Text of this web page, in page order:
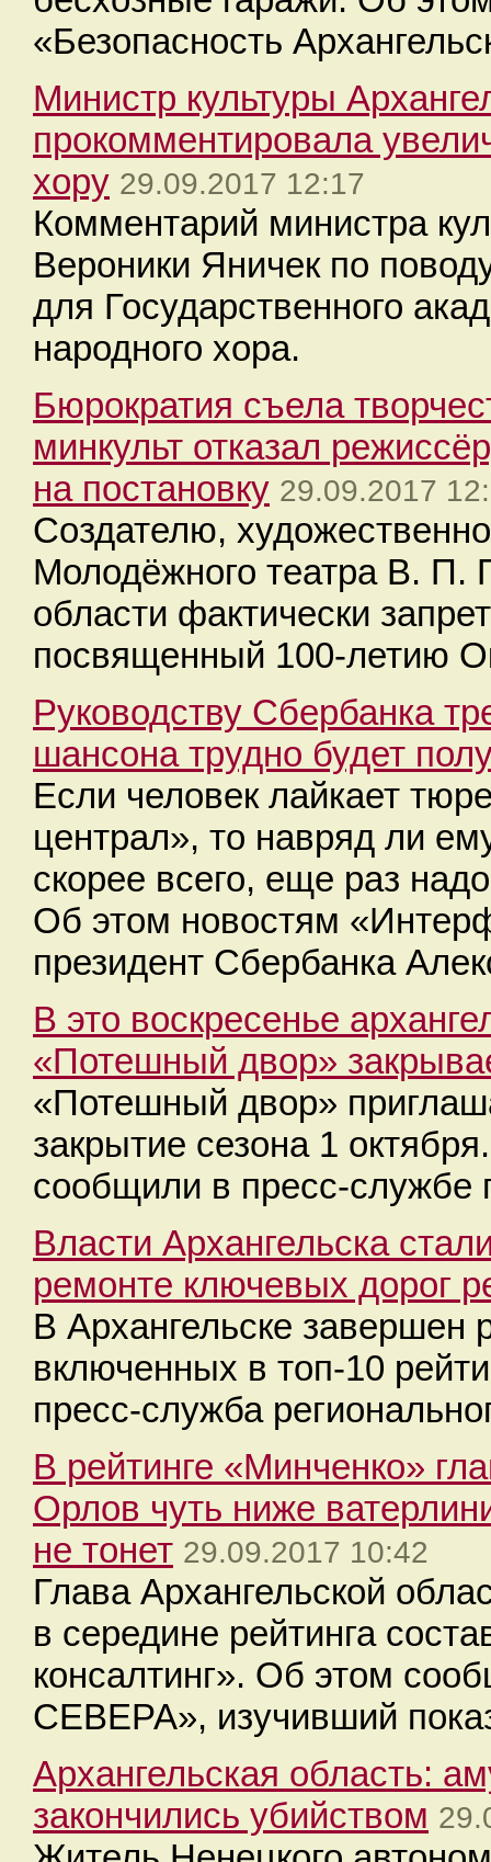
«Безопасность
Министр культуры
прокомментировала
хору 29.09.2017 12:17
Комментарий министра
Вероники Яничек по
для Государственного
народного хора.
Бюрократия съела
минкульт отказал
на постановку 29.09.2017
Создателю,
Молодёжного театра В. П.
области фактически
посвященный 100-летию
Руководству Сбербанка
шансона трудно будет
Если человек лайкает
централ», то навряд ли
скорее всего, еще раз
Об этом новостям
президент Сбербанка
В это воскресенье
«Потешный двор»
«Потешный двор»
закрытие сезона 1
сообщили в пресс-службе
Власти Архангельска
ремонте ключевых дорог
В Архангельске завершен
включенных в топ-10
пресс-служба
В рейтинге «Минченко»
Орлов чуть ниже
не тонет 29.09.2017 10:42
Глава Архангельской
в середине рейтинга
консалтинг». Об этом
СЕВЕРА», изучивший
Архангельская область:
закончились убийством